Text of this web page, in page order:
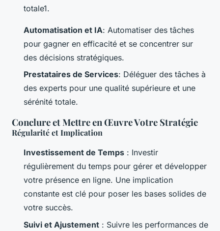
totale1.
Automatisation et IA: Automatiser des tâches
pour gagner en efficacité et se concentrer sur
des décisions stratégiques.
Prestataires de Services: Déléguer des tâches à
des experts pour une qualité supérieure et une
sérénité totale.
Conclure et Mettre en Œuvre Votre Stratégie
Régularité et Implication
Investissement de Temps : Investir
régulièrement du temps pour gérer et développer
votre présence en ligne. Une implication
constante est clé pour poser les bases solides de
votre succès.
Suivi et Ajustement : Suivre les performances de